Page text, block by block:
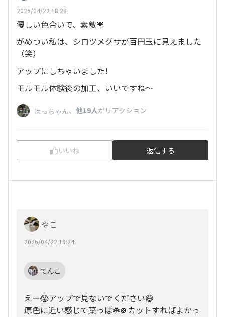
2026/04/22 18:28
優しい色合いで、素敵💗
がめつい私は、シロツメグサが百円玉に見えました
（笑）
アップにしちゃいました!
モルモル体験後の加工、いいですね〜
はっちゃん、 他19人がリアクション
いいね 返信する
やこ
2026/04/22 19:24
てんこ
えー😱アップで見ないでください😅
原色に近い感じで葉っぱ☘️🍀カットすればよかっ